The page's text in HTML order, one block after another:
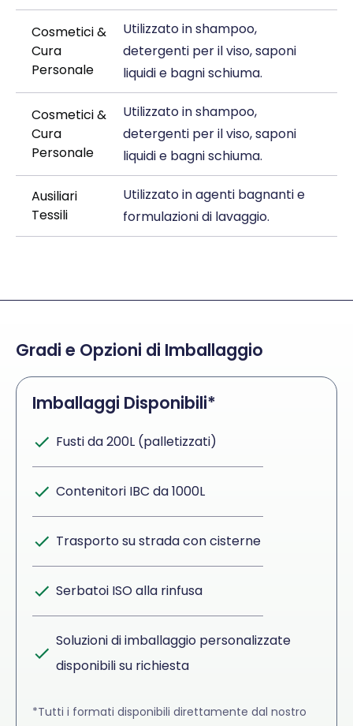
Cosmetici &
Cura
Personale
Utilizzato in shampoo,
detergenti per il viso, saponi
liquidi e bagni schiuma.
Cosmetici &
Cura
Personale
Utilizzato in shampoo,
detergenti per il viso, saponi
liquidi e bagni schiuma.
Ausiliari
Tessili
Utilizzato in agenti bagnanti e
formulazioni di lavaggio.
Gradi e Opzioni di Imballaggio
Imballaggi Disponibili*
Fusti da 200L (palletizzati)
Contenitori IBC da 1000L
Trasporto su strada con cisterne
Serbatoi ISO alla rinfusa
Soluzioni di imballaggio personalizzate
disponibili su richiesta
*Tutti i formati disponibili direttamente dal nostro